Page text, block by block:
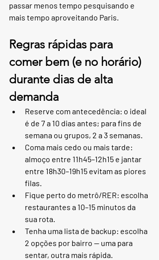
passar menos tempo pesquisando e
mais tempo aproveitando Paris.
Regras rápidas para
comer bem (e no horário)
durante dias de alta
demanda
Reserve com antecedência: o ideal
é de 7 a 10 dias antes; para fins de
semana ou grupos, 2 a 3 semanas.
Coma mais cedo ou mais tarde:
almoço entre 11h45–12h15 e jantar
entre 18h30–19h15 evitam as piores
filas.
Fique perto do metrô/RER: escolha
restaurantes a 10–15 minutos da
sua rota.
Tenha uma lista de backup: escolha
2 opções por bairro — uma para
sentar, outra mais rápida.